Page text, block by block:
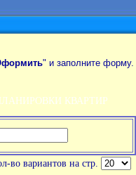
" и заполните форму.
КВАРТИР
во вариантов на стр.